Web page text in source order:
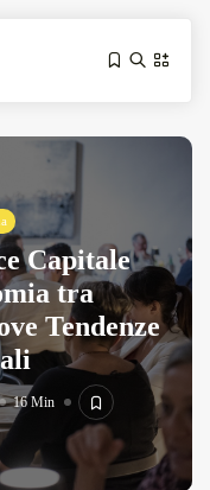
Acustico...
Fès...
Capitale
tra
Tendenze
16 Min